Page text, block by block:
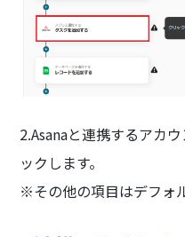
2.Asanaと連携するアカ
ックします。
※その他の項目はデフォ